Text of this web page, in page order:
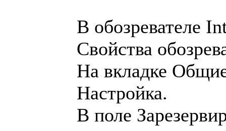
В обозревателе
Свойства
На вкладке
Настройка.
В поле